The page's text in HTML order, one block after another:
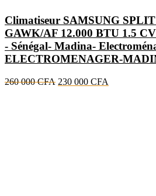
Climatiseur SAMSUNG
GAWK/AF 12.000 BTU 1.5
- Sénégal- Madina-
ELECTROMENAGER-
260 000CFA Le
230 000 CFA